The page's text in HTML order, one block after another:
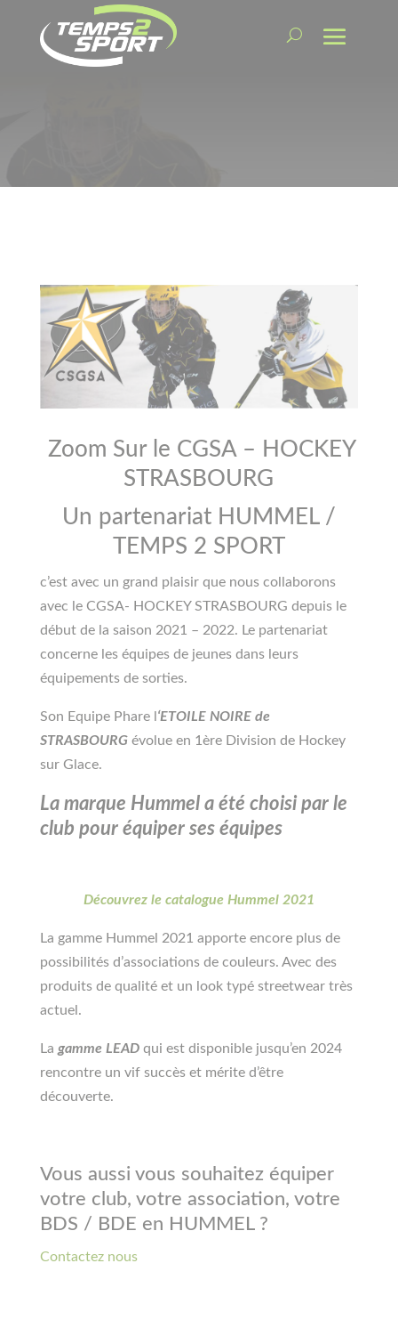
Zoom Sur le CGSA – HOCKEY
STRASBOURG
Un partenariat HUMMEL/
TEMPS 2 SPORT
c’est avec un grand plaisir que nous collaborons
avec le CGSA- HOCKEY STRASBOURG depuis le
début de la saison 2021 – 2022. Le partenariat
concerne les équipes de jeunes dans leurs
équipements de sorties.
Son Equipe Phare l ‘ETOILE NOIRE de
STRASBOURGévolue en 1ère Division de Hockey
sur Glace.
La marque Hummel a été choisi par le
club pour équiper ses équipes
Découvrez le catalogue Hummel 2021
La gamme Hummel 2021 apporte encore plus de
possibilités d’associations de couleurs. Avec des
produits de qualité et un look typé streetwear très
actuel.
La gamme LEADqui est disponible jusqu’en 2024
rencontre un vif succès et mérite d’être
découverte.
Vous aussi vous souhaitez équiper
votre club, votre association, votre
BDS / BDE en HUMMEL ?
Contactez nous